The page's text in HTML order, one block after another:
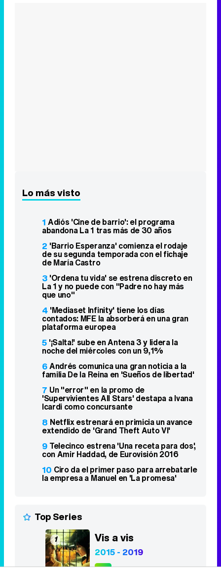
de María Castro
La 1 y no puede con "Padre no hay más
que uno"
4 'Mediaset Infinity' tiene los días
contados: MFE la absorberá en una gran
plataforma europea
5 '¡Salta!' sube en Antena 3 y lidera la
noche del miércoles con un 9,1%
6 Andrés comunica una gran noticia a la
familia De la Reina en 'Sueños de libertad'
7Un "error" en la promo de
'Supervivientes All Stars' destapa a Ivana
Icardi como concursante
8Netflix estrenará en primicia un avance
extendido de 'Grand Theft Auto VI'
9Telecinco estrena 'Una receta para dos',
con Amir Haddad, de Eurovisión 2016
10Ciro da el primer paso para arrebatarle
la empresa a Manuel en 'La promesa'
Top Series
1 Vis a vis
2015 - 2019
2 Stranger Things
2016 - 2025